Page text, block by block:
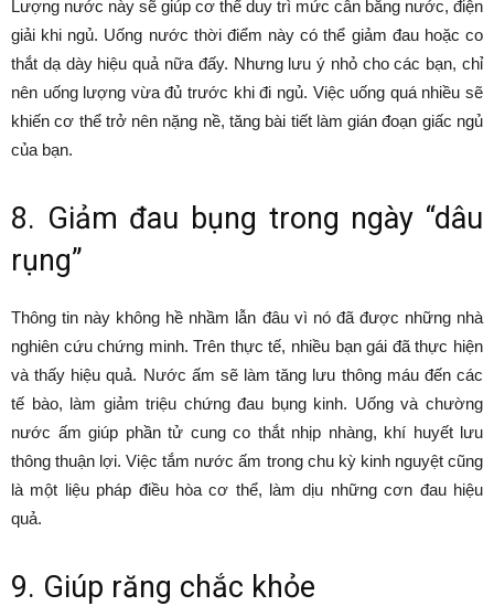
Lượng nước này sẽ giúp cơ thể duy trì mức cân bằng nước, điện
giải khi ngủ. Uống nước thời điểm này có thể giảm đau hoặc co
thắt dạ dày hiệu quả nữa đấy. Nhưng lưu ý nhỏ cho các bạn, chỉ
nên uống lượng vừa đủ trước khi đi ngủ. Việc uống quá nhiều sẽ
khiến cơ thể trở nên nặng nề, tăng bài tiết làm gián đoạn giấc ngủ
của bạn.
8. Giảm đau bụng trong ngày “dâu
rụng”
Thông tin này không hề nhầm lẫn đâu vì nó đã được những nhà
nghiên cứu chứng minh. Trên thực tế, nhiều bạn gái đã thực hiện
và thấy hiệu quả. Nước ấm sẽ làm tăng lưu thông máu đến các
tế bào, làm giảm triệu chứng đau bụng kinh. Uống và chường
nước ấm giúp phần tử cung co thắt nhịp nhàng, khí huyết lưu
thông thuận lợi. Việc tắm nước ấm trong chu kỳ kinh nguyệt cũng
là một liệu pháp điều hòa cơ thể, làm dịu những cơn đau hiệu
quả.
9. Giúp răng chắc khỏe